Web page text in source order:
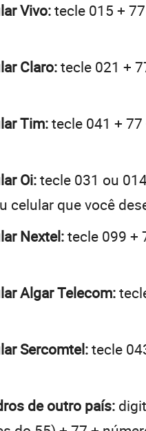
Vivo:tecle 015 +
Claro:tecle 021 +
Tim:tecle 041 +
Oi:tecle 031 ou
celular que você
Nextel:tecle 099 +
Algar Telecom:
Sercomtel:tecle
de outro país: